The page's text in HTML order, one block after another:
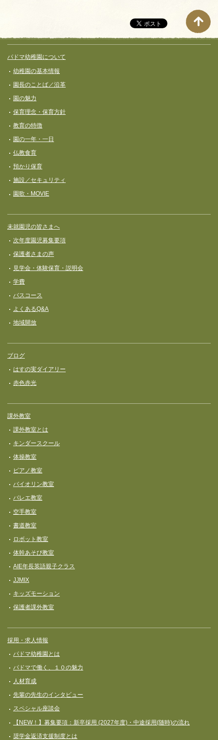
ペ
ー
ジ
ナ
ビ
ゲ
ー
シ
ョ
ン
フッターコンテンツ
パドマ幼稚園について
幼稚園の基本情報
園長のことば／沿革
園の魅力
保育理念・保育⽅針
教育の特徴
園の一年・一日
仏教食育
預かり保育
施設／セキュリティ
園歌・MOVIE
未就園児の皆さまへ
次年度園児募集要項
保護者さまの声
見学会・体験保育・説明会
学費
バスコース
よくあるQ&A
地域開放
ブログ
はすの実ダイアリー
赤色赤光
課外教室
課外教室とは
キンダースクール
体操教室
ピアノ教室
バイオリン教室
バレエ教室
空手教室
書道教室
ロボット教室
体幹あそび教室
AIE年長英語親子クラス
JJMIX
キッズモーション
保護者課外教室
採用・求人情報
パドマ幼稚園とは
パドマで働く、１０の魅力
人材育成
先輩の先生のインタビュー
スペシャル座談会
【NEW！】募集要項：新卒採用 (2027年度)・中途採用(随時)の流れ
奨学⾦返済⽀援制度とは